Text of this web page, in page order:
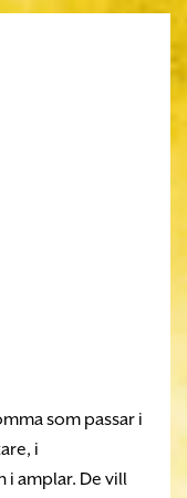
som passar i
i
i amplar. De vill